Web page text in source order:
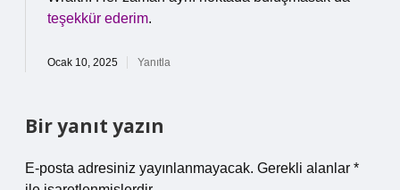
teşekkür ederim.
Ocak 10, 2025 Yanıtla
Bir yanıt yazın
E-posta adresiniz yayınlanmayacak. Gerekli alanlar *